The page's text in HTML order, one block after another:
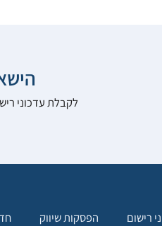
לקבלת עדכוני
רישום הפסקות שיווק